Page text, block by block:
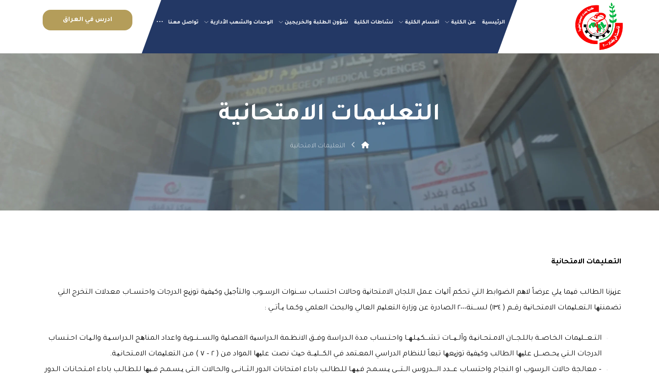
الرئيسية عن الكلية اقسام الكلية نشاطات الكلية شؤون الطلبة والخريجين الوحدات والشعب الأدارية تواصل معنا ادرس في العراق
التعليمات الامتحانية
التعليمات الامتحانية
التعليمات الامتحانية
عزیزنا الطالب فیما یلي عرضاً لاھم الضوابط التي تحكم آلیات عـمل اللجان الامتحانیة وحالات احتسـاب ســنوات الرســوب والتأجیل وكیفیة توزیع الدرجات واحتســاب معدلات التخرج التي
تضمنتھا الـتعـلیمات الامتحــانیة رقــم ( ١٣٤) لســـنة٢٠٠٠ الصادرة عن وزارة التعلیم العالي والبحث العلمي وكـمـا یــأتــي :
التــعـــلیمات الخـاصــة باللـجـــان الامـتحــانـیـة وآلــیـــات تـشـــكـیـلـھــا واحـتـساب مدة الـدراسة وفــق الانـظـمة الـدراسیة الفصلیة والســـنـــویة واعداد المناھج الـدراسـیـة والـیـات احـتـساب
الدرجات الـتـي یحــصـــل علیھا الطالب وكیفیة توزیعھا تبعاً للنظام الدراسي المعـتمد فـي الكـــلیـــة حیث نصت علیھا المواد من ( ٢ – ٧ ) مـن التعلیمات الامـتحـانـیـة.
– معالجة حالات الـرسوب او النجاح واحتسـاب عـــدد الــــدروس الــتــــي یـسـمـح فـیـھـا للـطالـب باداء امتحانات الدور الثـــانـــي والحـالات الـتـي یـسـمـح فــیھا للـطـالـب باداء امـتـحـانـات الـدور